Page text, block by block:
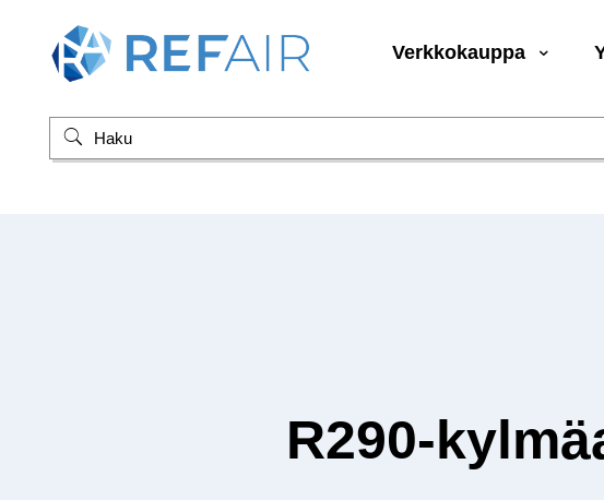
Verkkokauppa
R290-